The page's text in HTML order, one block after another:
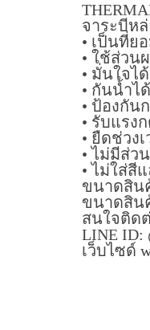
จาระบีห
• เป็นที่ย
• ใช้ส่วน
• มั่นใจไ
• กันน้ำไ
• ป้องกัน
• รับแรง
• ยืดช่วง
• ไม่มีส่ว
• ไม่ใส่สี
ขนาดสิน
ขนาดสิน
สนใจติด
LINE ID:
เว็บไซด์